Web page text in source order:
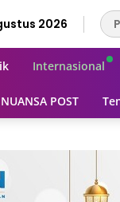
2026
Internasional
POST